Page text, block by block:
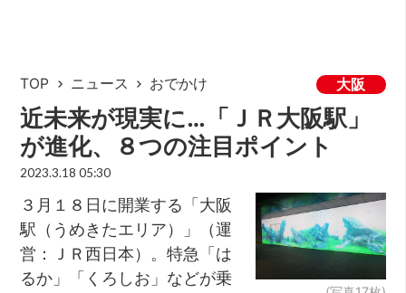
TOP ニュース おでかけ 大阪
近未来が現実に…「ＪＲ大阪駅」
が進化、８つの注目ポイント
2023.3.18 05:30
３月１８日に開業する「大阪
駅（うめきたエリア）」（運
営：ＪＲ西日本）。特急「は
るか」「くろしお」などが乗